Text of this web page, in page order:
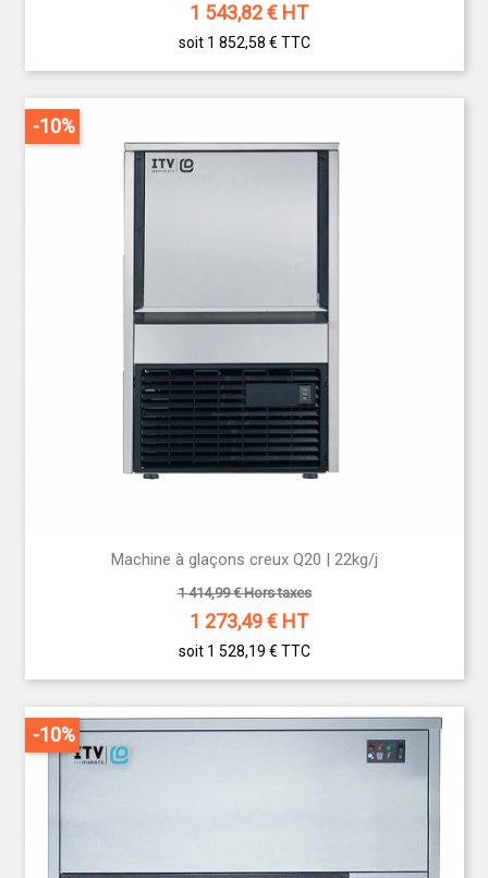
1 543,82€ HT
soit 1 852,58 € TTC
Machine à glaçons creux Q20 | 22kg/j
1 414,99 € Hors taxes
1 273,49€ HT
soit 1 528,19 € TTC
-10%
-10%